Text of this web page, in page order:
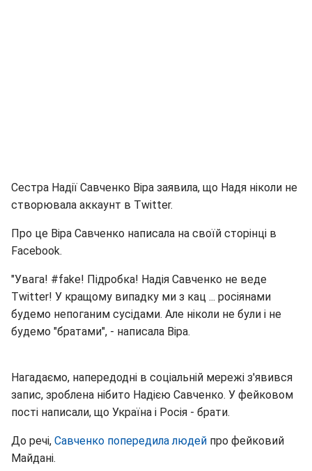
Сестра Надії Савченко Віра заявила, що Надя ніколи не
створювала аккаунт в Twitter.
Про це Віра Савченко написала на своїй сторінці в
Facebook.
"Увага! #fake! Підробка! Надія Савченко не веде
Тwitter! У кращому випадку ми з кац ... росіянами
будемо непоганим сусідами. Але ніколи не були і не
будемо "братами", - написала Віра.
Нагадаємо, напередодні в соціальній мережі з'явився
запис, зроблена нібито Надією Савченко. У фейковом
пості написали, що Україна і Росія - брати.
До речі, Савченко попередила людей про фейковий
Майдані.